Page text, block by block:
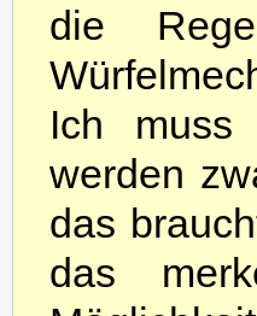
die
Ich muss
werden
das
das